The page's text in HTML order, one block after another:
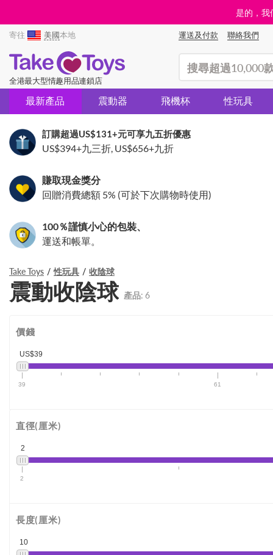
是的，我
寄往 美國本地 運送及付款 聯絡我們
全港最大型情趣用品連鎖店
最新產品 震動器 飛機杯 性玩具
訂購超過US$131+元可享九五折優惠
US$394+九三折, US$656+九折
賺取現金獎分
回贈消費總額 5% (可於下次購物時使用)
100％謹慎小心的包裝、
運送和帳單。
Take Toys 性玩具 收陰球
震動收陰球 產品: 6
價錢
US$39
39 61
直徑(厘米)
2
2
長度(厘米)
10